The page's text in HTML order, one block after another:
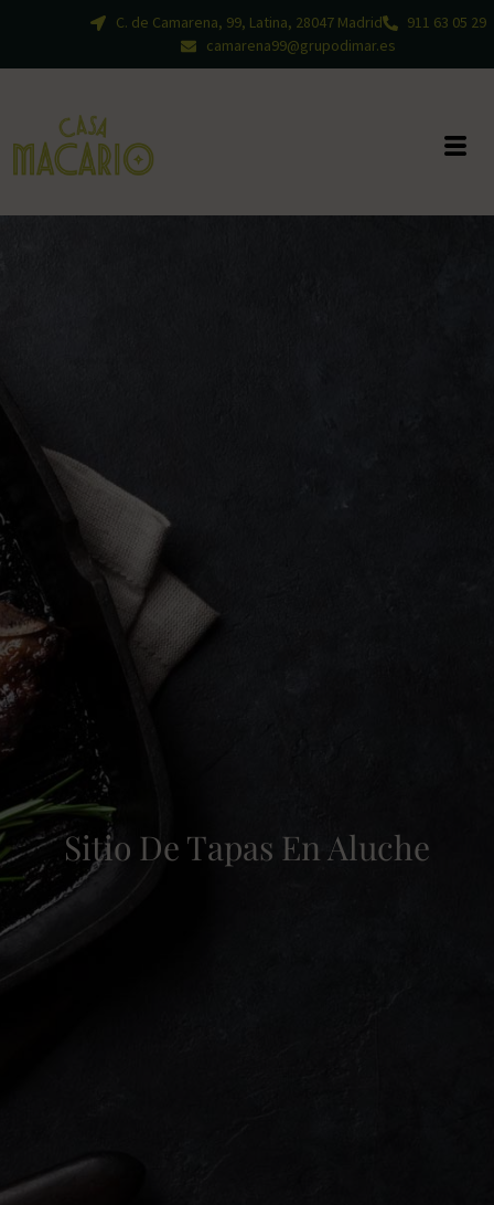
C. de Camarena, 99, Latina, 28047 Madrid
911 63 05 29
camarena99@grupodimar.es
Sitio De Tapas En Aluche